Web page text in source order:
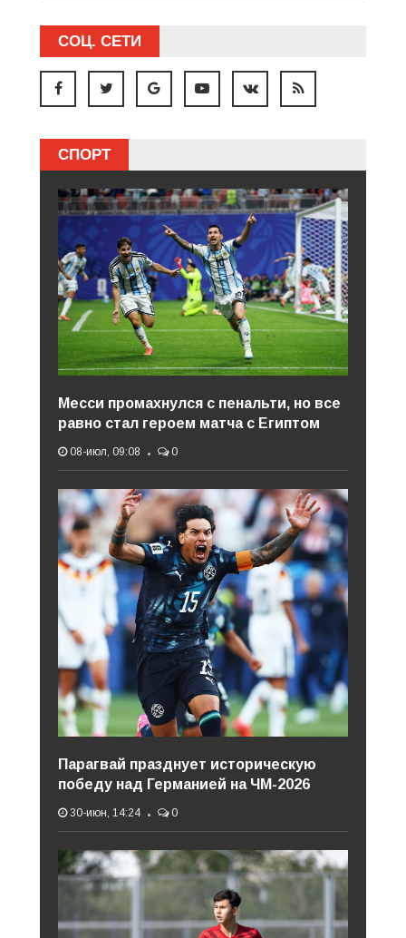
СОЦ. СЕТИ
СПОРТ
Месси промахнулся с пенальти, но все
равно стал героем матча с Египтом
08-июл, 09:08 0
Парагвай празднует историческую
победу над Германией на ЧМ-2026
30-июн, 14:24 0